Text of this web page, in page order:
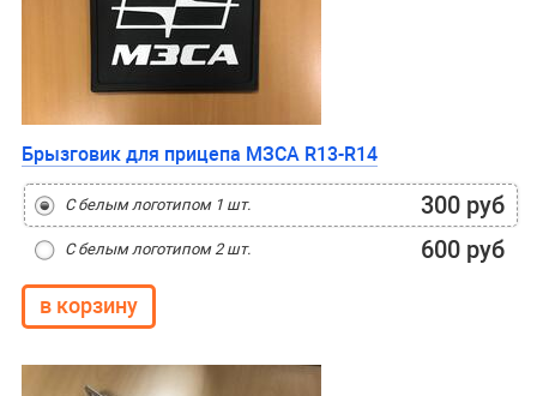
Брызговик для прицепа МЗСА R13-R14
С белым логотипом 1 шт. 300 руб
С белым логотипом 2 шт. 600 руб